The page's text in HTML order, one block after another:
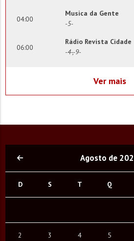
04:00
Musica da Gente
-5-
06:00
Rádio Revista Cidade
-4-,-9-
Conexão 92
13:00
Cidade Sertaneja
18:00
Batendo Papo,
Equipe de Esportes
21:00
A Voz do Brasil
Ver mais
Agosto de
D S T Q
2 3 4 5